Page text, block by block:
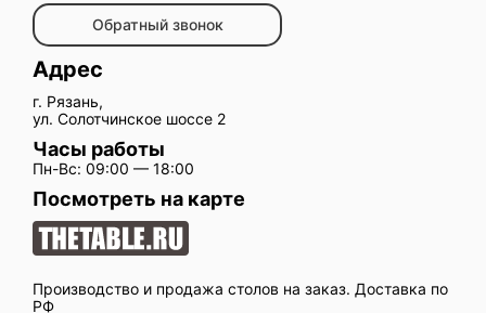
Производство и продажа столов на заказ. Доставка по
РФ
Обратный звонок
Адрес
г. Рязань,
ул. Солотчинское шоссе 2
Часы работы
Пн-Вс: 09:00 — 18:00
Посмотреть на карте